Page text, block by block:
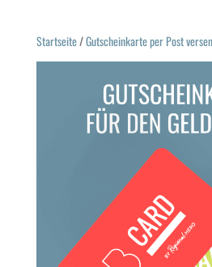
Startseite/Gutscheinkarte per Post